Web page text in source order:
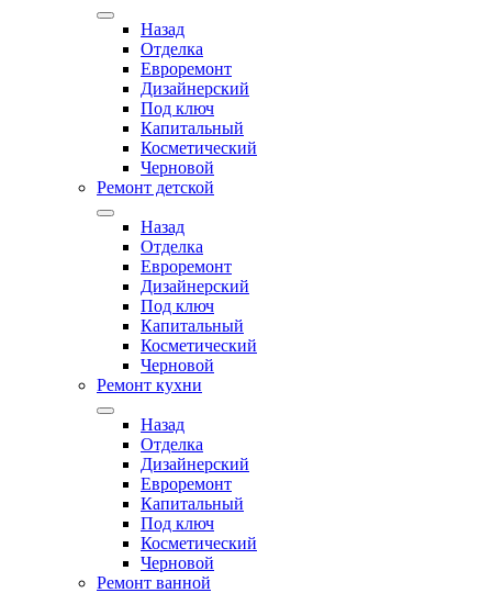
Назад
Отделка
Евроремонт
Дизайнерский
Под ключ
Капитальный
Косметический
Черновой
Ремонт детской
Назад
Отделка
Евроремонт
Дизайнерский
Под ключ
Капитальный
Косметический
Черновой
Ремонт кухни
Назад
Отделка
Дизайнерский
Евроремонт
Капитальный
Под ключ
Косметический
Черновой
Ремонт ванной